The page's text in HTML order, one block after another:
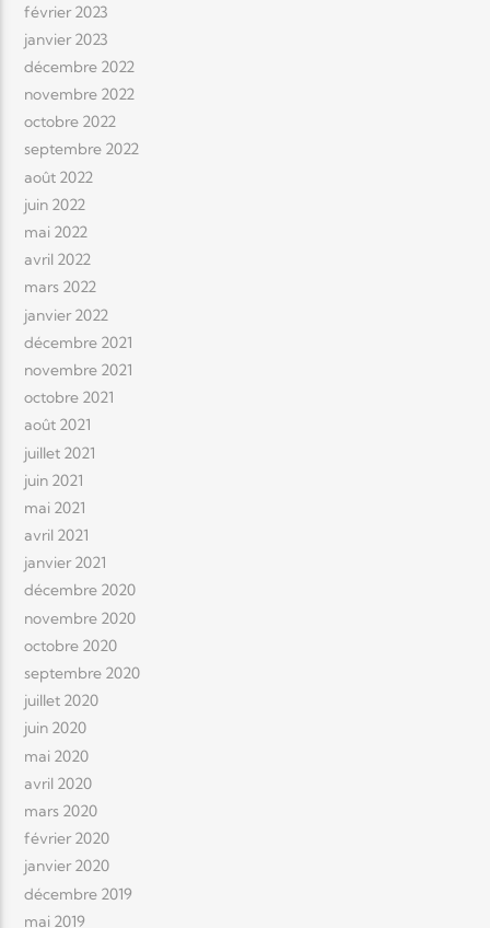
février 2023
janvier 2023
décembre 2022
novembre 2022
octobre 2022
septembre 2022
août 2022
juin 2022
mai 2022
avril 2022
mars 2022
janvier 2022
décembre 2021
novembre 2021
octobre 2021
août 2021
juillet 2021
juin 2021
mai 2021
avril 2021
janvier 2021
décembre 2020
novembre 2020
octobre 2020
septembre 2020
juillet 2020
juin 2020
mai 2020
avril 2020
mars 2020
février 2020
janvier 2020
décembre 2019
mai 2019